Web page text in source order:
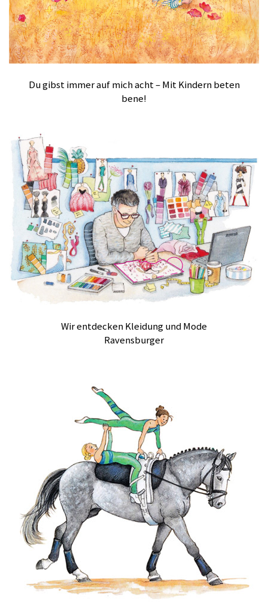
Du gibst immer auf mich acht – Mit Kindern beten
bene!
Wir entdecken Kleidung und Mode
Ravensburger